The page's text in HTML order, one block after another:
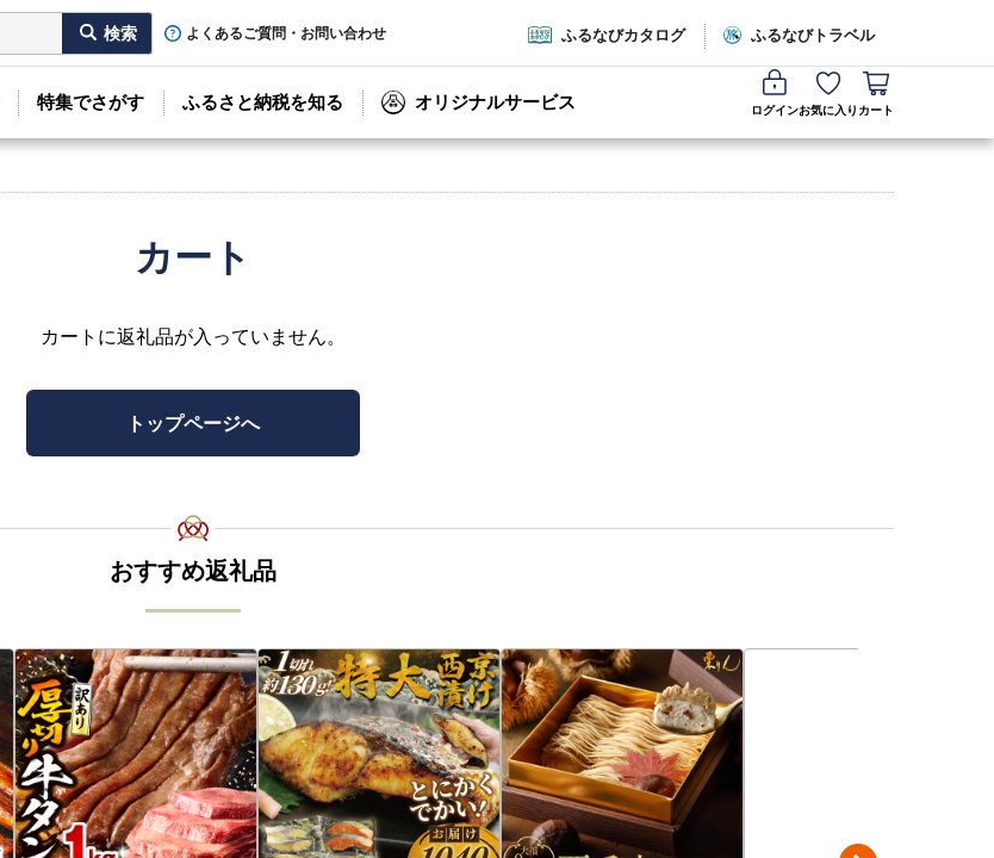
よくあるご質問・お問い合わせ ふるなびカタログ ふるなびトラベル
特集でさがす ふるさと納税を知る オリジナルサービス ログインお気に入り カート
カート
カートに返礼品が入っていません。
トップページへ
おすすめ返礼品